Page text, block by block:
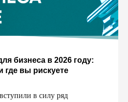
бизнеса в 2026 году:
где вы рискуете
в силу ряд